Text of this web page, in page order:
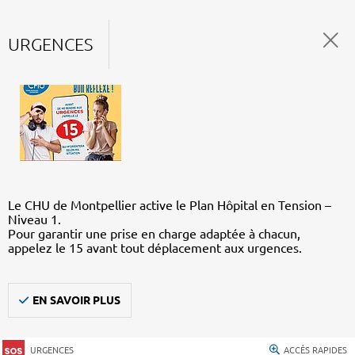
URGENCES
Le CHU de Montpellier active le Plan Hôpital en Tension –
Niveau 1.
Pour garantir une prise en charge adaptée à chacun,
appelez le 15 avant tout déplacement aux urgences.
EN SAVOIR PLUS
URGENCES ACCÈS RAPIDES